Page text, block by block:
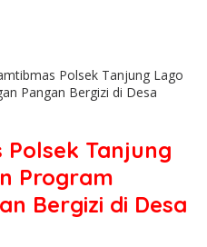
Polsek Tanjung Lago
Pangan Bergizi di Desa
Tanjung
Program
Bergizi di Desa